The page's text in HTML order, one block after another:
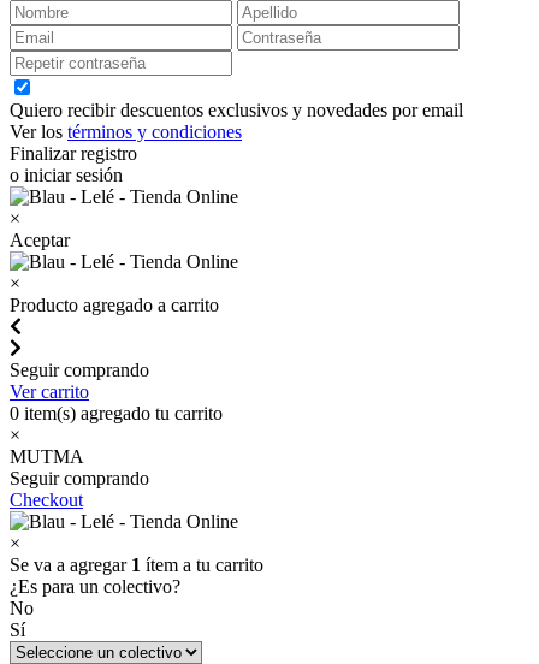
Quiero recibir descuentos exclusivos y novedades por email
Ver los términos y condiciones
Finalizar registro
o iniciar sesión
×
Aceptar
×
Producto agregado a carrito
Seguir comprando
Ver carrito
0 item(s) agregado tu carrito
×
MUTMA
Seguir comprando
Checkout
×
Se va a agregar 1 ítem a tu carrito
¿Es para un colectivo?
No
Sí